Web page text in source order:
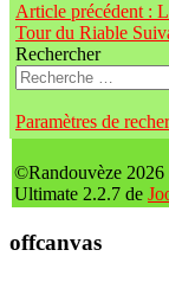
Article précédent :
Tour du Riable
Rechercher
Paramètres de
©Randouvèze 2026
Ultimate 2.2.7 de
offcanvas